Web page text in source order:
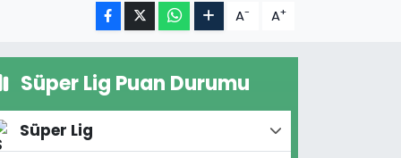
A- A+
Süper Lig Puan Durumu
Süper Lig